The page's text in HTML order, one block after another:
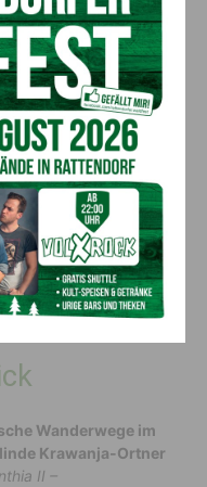
Mauthenfündig.
Lanzenpass-
führen durch die
mit weiten
„Lesen“ der
Garnitzenklamm
Einblicke in das Innere
erlebbar macht.
der geologischen
endet in der markanten
auffälligen und
Wanderwege im
Krawanja-Ortner
II –